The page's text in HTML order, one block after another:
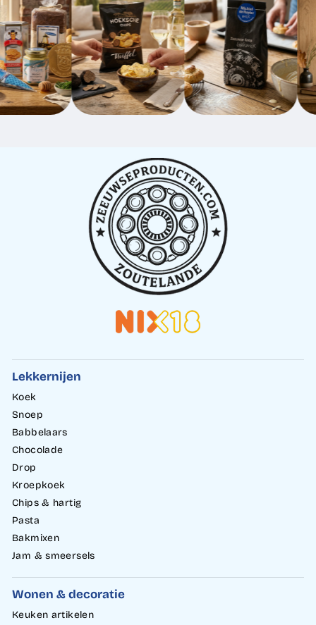
Lekkernijen
Koek
Snoep
Babbelaars
Chocolade
Drop
Kroepkoek
Chips & hartig
Pasta
Bakmixen
Jam & smeersels
Wonen & decoratie
Keuken artikelen